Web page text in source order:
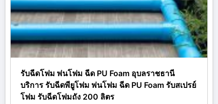
รับฉีดโฟม พ่นโฟม ฉีด PU Foam อุบลราชธานี
บริการ รับฉีดพียูโฟม พ่นโฟม ฉีด PU Foam รับสเปรย์
โฟม รับฉีดโฟมถัง 200 ลิตร